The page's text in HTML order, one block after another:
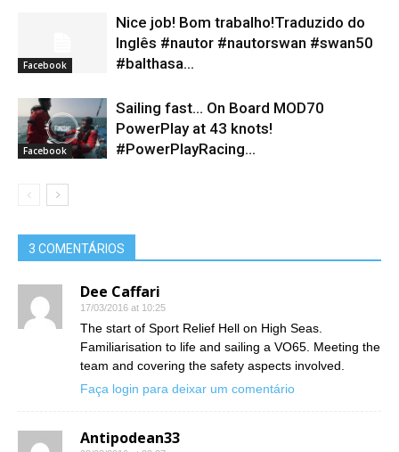
Facebook
Nice job! Bom trabalho!Traduzido do
Inglês #nautor #nautorswan #swan50
#balthasa…
Facebook
Sailing fast… On Board MOD70
PowerPlay at 43 knots!
#PowerPlayRacing...
3 COMENTÁRIOS
Dee Caffari
17/03/2016 at 10:25
The start of Sport Relief Hell on High Seas.
Familiarisation to life and sailing a VO65. Meeting the
team and covering the safety aspects involved.
Faça login para deixar um comentário
Antipodean33